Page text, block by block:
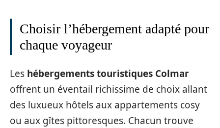
Choisir l’hébergement adapté pour
chaque voyageur
Les hébergements touristiques Colmar
offrent un éventail richissime de choix allant
des luxueux hôtels aux appartements cosy
ou aux gîtes pittoresques. Chacun trouve